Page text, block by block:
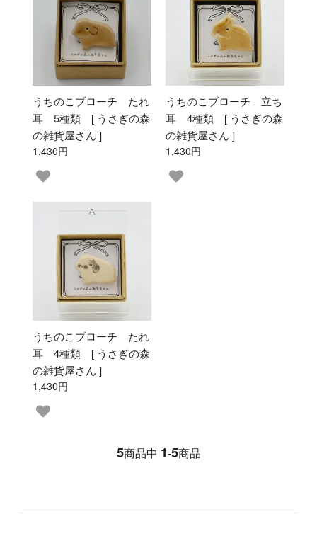
うちのこブローチ たれ
耳 5種類 [ うさぎの森
の雑貨屋さん ]
1,430円
うちのこブローチ 立ち
耳 4種類 [ うさぎの森
の雑貨屋さん ]
1,430円
うちのこブローチ たれ
耳 4種類 [ うさぎの森
の雑貨屋さん ]
1,430円
5商品中 1-5商品